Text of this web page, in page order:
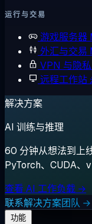
运行与交易
游戏服务器
外汇与交易
VPN 与隐私
远程工作站
解决方案
AI 训练与推理
60 分钟从想法到上
PyTorch、CUDA、
查看 AI 工作负载 →
联系解决方案团队 →